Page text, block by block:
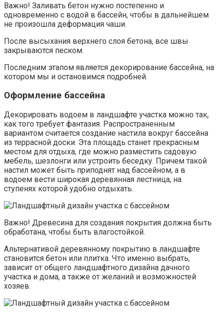
Важно! Заливать бетон нужно постепенно и
одновременно с водой в бассейн, чтобы в дальнейшем
не произошла деформация чаши.
После высыхания верхнего слоя бетона, все швы
закрываются песком.
Последним этапом является декорирование бассейна, на
котором мы и остановимся подробней.
Оформление бассейна
Декорировать водоем в ландшафте участка можно так,
как того требует фантазия. Распространенным
вариантом считается создание настила вокруг бассейна
из террасной доски. Эта площадь станет прекрасным
местом для отдыха, где можно разместить садовую
мебель, шезлонги или устроить беседку. Причем такой
настил может быть приподнят над бассейном, а в
водоем вести широкая деревянная лестница, на
ступенях которой удобно отдыхать.
Важно! Древесина для создания покрытия должна быть
обработана, чтобы быть влагостойкой.
Альтернативой деревянному покрытию в ландшафте
становится бетон или плитка. Что именно выбрать,
зависит от общего ландшафтного дизайна дачного
участка и дома, а также от желаний и возможностей
хозяев.